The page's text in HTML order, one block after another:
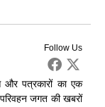
Follow Us
और पत्रकारों का एक
जगत की खबरों